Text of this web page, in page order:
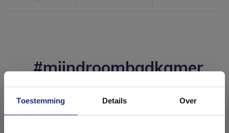
Toestemming Details Over
#mijndroombadkamer
Wij geloven in de kracht van delen. Deel jouw
en tag @megadumpnl. Samen bouwen we een
badkamerstijlen. Doe je mee?